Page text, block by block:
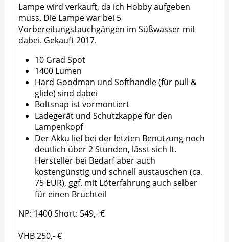
Lampe wird verkauft, da ich Hobby aufgeben
muss. Die Lampe war bei 5
Vorbereitungstauchgängen im Süßwasser mit
dabei. Gekauft 2017.
10 Grad Spot
1400 Lumen
Hard Goodman und Softhandle (für pull &
glide) sind dabei
Boltsnap ist vormontiert
Ladegerät und Schutzkappe für den
Lampenkopf
Der Akku lief bei der letzten Benutzung noch
deutlich über 2 Stunden, lässt sich lt.
Hersteller bei Bedarf aber auch
kostengünstig und schnell austauschen (ca.
75 EUR), ggf. mit Löterfahrung auch selber
für einen Bruchteil
NP: 1400 Short: 549,- €
VHB 250,- €